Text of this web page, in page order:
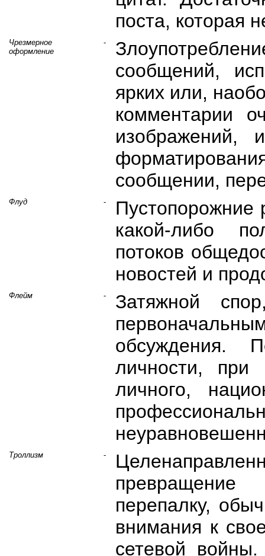
поста, которая
Чрезмерное
оформление
-
сообщений,
ярких или,
комментарии
изображений,
сообщении,
Флуд -
Пустопорожние
какой-либо
потоков
новостей и
Флейм -
Затяжной
обсуждения.
личности, при
личного,
Троллизм -
превращение
перепалку,
внимания к
сетевой